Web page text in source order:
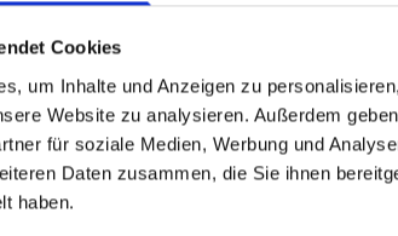
Cookies
um Inhalte und Anzeigen zu
Website zu analysieren. Außerdem
für soziale Medien, Werbung und
Daten zusammen, die Sie ihnen
haben.
Möbelbau und
Reparaturarbeiten in
Holstein.
Mit